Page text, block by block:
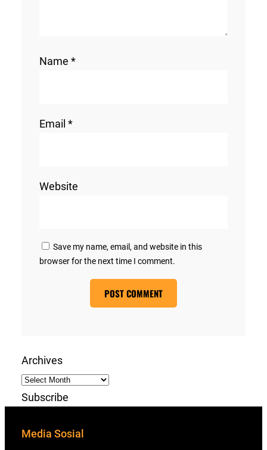
Name *
Email *
Website
Save my name, email, and website in this
browser for the next time I comment.
Archives
Subscribe
Media Sosial